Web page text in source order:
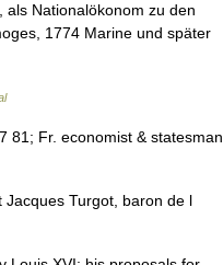
Nationalökonom zu den
1774 Marine und später
81; Fr. economist & statesman
Turgot, baron de l